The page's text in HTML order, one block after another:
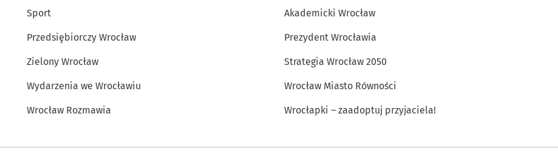
Sport
Przedsiębiorczy Wrocław
Zielony Wrocław
Wydarzenia we Wrocławiu
Wrocław Rozmawia
Akademicki Wrocław
Prezydent Wrocławia
Strategia Wrocław 2050
Wrocław Miasto Równości
Wrocłapki – zaadoptuj przyjaciela!